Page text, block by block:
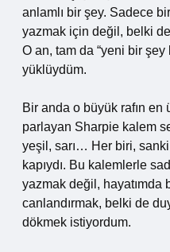
anlamlı bir şey. Sadece
yazmak için değil, belki
O an, tam da “yeni bir
yüklüydüm.
Bir anda o büyük rafın en
parlayan Sharpie kalem
yeşil, sarı… Her biri,
kapıydı. Bu kalemlerle
yazmak değil, hayatımda
canlandırmak, belki de
dökmek istiyordum.